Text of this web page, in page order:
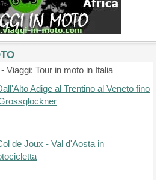
Viaggi: Tour in moto in Italia
Adige al Trentino al Veneto fino
de Joux - Val d'Aosta in